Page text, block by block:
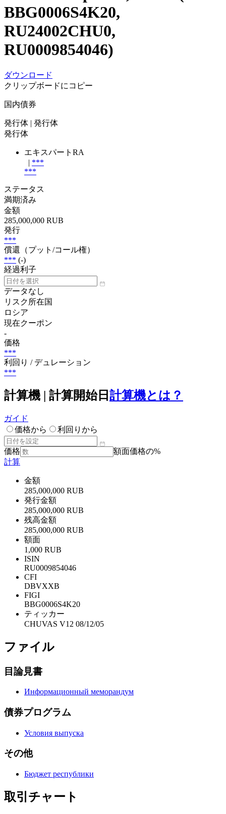
BBG0006S4K20,
RU24002CHU0,
RU0009854046)
ダウンロード
クリップボードにコピー
国内債券
発行体 | 発行体
発行体
エキスパートRA
| ***
***
ステータス
満期済み
金額
285,000,000 RUB
発行
***
償還（プット/コール権）
*** (-)
経過利子
データなし
リスク所在国
ロシア
現在クーポン
-
価格
***
利回り / デュレーション
***
計算機 | 計算開始日 計算機とは？
ガイド
価格から
利回りから
価格
額面価格の%
計算
金額
285,000,000 RUB
発行金額
285,000,000 RUB
残高金額
285,000,000 RUB
額面
1,000 RUB
ISIN
RU0009854046
CFI
DBVXXB
FIGI
BBG0006S4K20
ティッカー
CHUVAS V12 08/12/05
ファイル
目論見書
Информационный меморандум
債券プログラム
Условия выпуска
その他
Бюджет республики
取引チャート